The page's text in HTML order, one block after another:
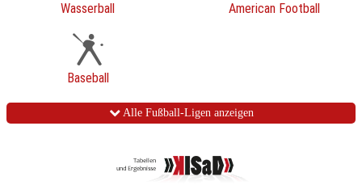
Wasserball American Football
Baseball
Alle Fußball-Ligen anzeigen